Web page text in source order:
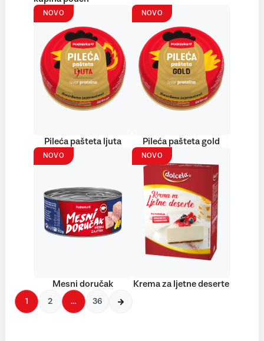
NOVO
Pileća pašteta ljuta
NOVO
Pileća pašteta gold
NOVO
Mesni doručak
NOVO
Krema za ljetne deserte
1 2 … 36